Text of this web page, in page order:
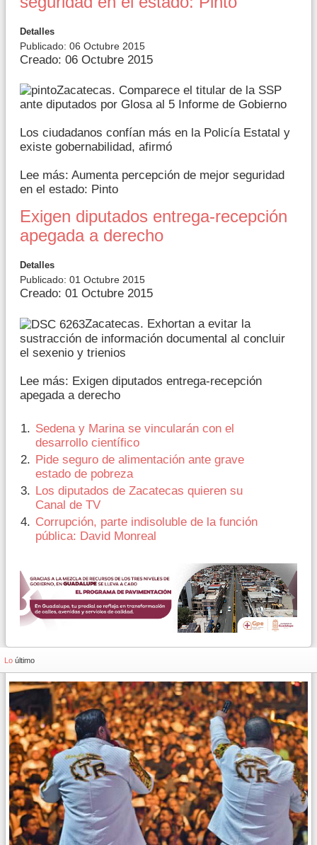
Detalles
Publicado: 06 Octubre 2015
Creado: 06 Octubre 2015
Zacatecas. Comparece el titular de la SSP
ante diputados por Glosa al 5 Informe de Gobierno
Los ciudadanos confían más en la Policía Estatal y
existe gobernabilidad, afirmó
Lee más: Aumenta percepción de mejor seguridad
en el estado: Pinto
Exigen diputados entrega-recepción
apegada a derecho
Detalles
Publicado: 01 Octubre 2015
Creado: 01 Octubre 2015
Zacatecas. Exhortan a evitar la
sustracción de información documental al concluir
el sexenio y trienios
Lee más: Exigen diputados entrega-recepción
apegada a derecho
Sedena y Marina se vincularán con el
desarrollo científico
Pide seguro de alimentación ante grave
estado de pobreza
Los diputados de Zacatecas quieren su
Canal de TV
Corrupción, parte indisoluble de la función
pública: David Monreal
Lo último